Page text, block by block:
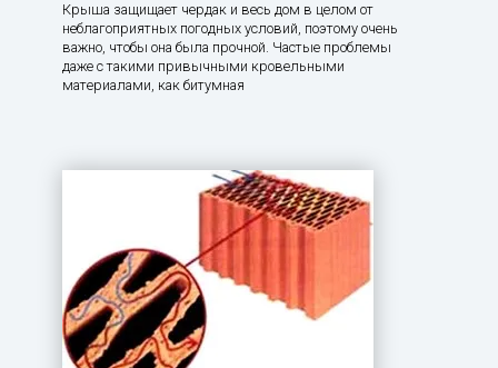
Крыша защищает чердак и весь дом в целом от
неблагоприятных погодных условий, поэтому очень
важно, чтобы она была прочной. Частые проблемы
даже с такими привычными кровельными
материалами, как битумная